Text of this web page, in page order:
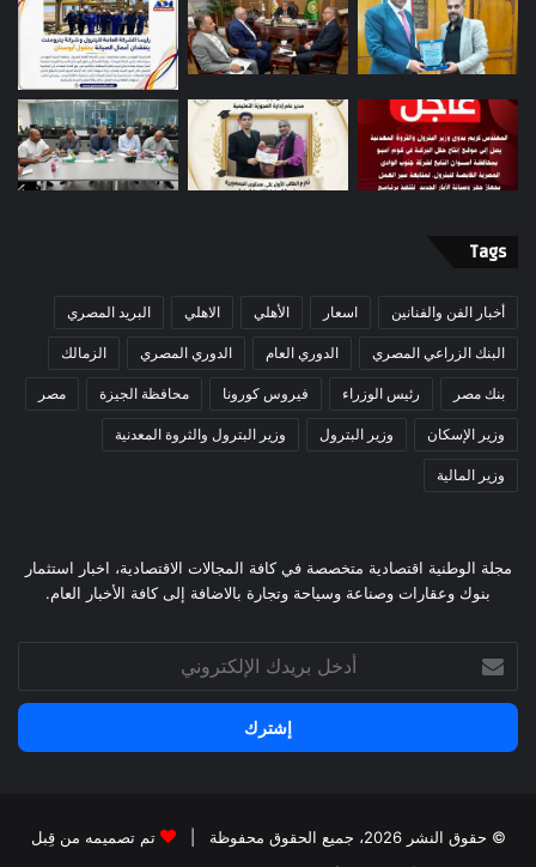
Tags
أخبار الفن والفنانين اسعار الأهلي الاهلي البريد المصري
البنك الزراعي المصري الدوري العام الدوري المصري الزمالك
بنك مصر رئيس الوزراء فيروس كورونا محافظة الجيزة مصر
وزير الإسكان وزير البترول وزير البترول والثروة المعدنية
وزير المالية
مجلة الوطنية اقتصادية متخصصة في كافة المجالات الاقتصادية، اخبار استثمار
بنوك وعقارات وصناعة وسياحة وتجارة بالاضافة إلى كافة الأخبار العام.
بريدك
الإلكتروني
© حقوق النشر 2026، جميع الحقوق محفوظة |
تم تصميمه من قِبل